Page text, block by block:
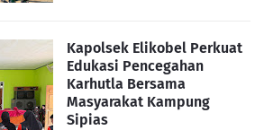
Kapolsek Elikobel Perkuat
Edukasi Pencegahan
Karhutla Bersama
Masyarakat Kampung
Sipias